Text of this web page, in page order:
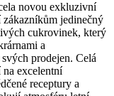
novou exkluzivní
jedinečný
cukrovinek, který
a
prodejen. Celá
na excelentní
receptury a